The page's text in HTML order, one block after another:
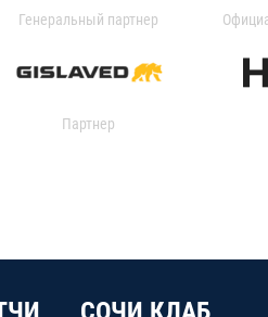
Генеральный партнер
Партнер